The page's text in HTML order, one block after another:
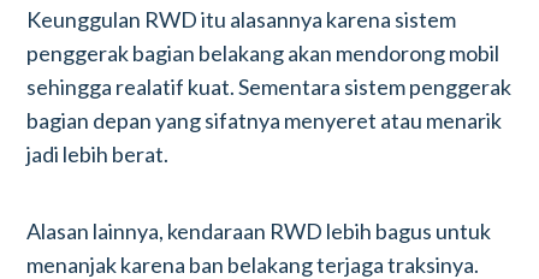
Keunggulan RWD itu alasannya karena sistem
penggerak bagian belakang akan mendorong mobil
sehingga realatif kuat. Sementara sistem penggerak
bagian depan yang sifatnya menyeret atau menarik
jadi lebih berat.
Alasan lainnya, kendaraan RWD lebih bagus untuk
menanjak karena ban belakang terjaga traksinya.